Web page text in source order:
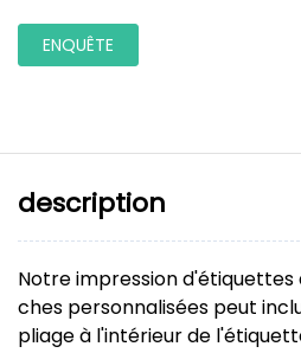
ENQUÊTE
description
Notre impression
ches personnalisées peut
pliage à l'intérieur de